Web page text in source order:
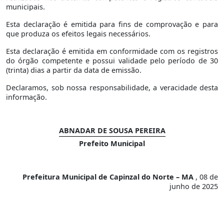
municipais.
Esta declaração é emitida para fins de comprovação e para
que produza os efeitos legais necessários.
Esta declaração é emitida em conformidade com os registros
do órgão competente e possui validade pelo período de 30
(trinta) dias a partir da data de emissão.
Declaramos, sob nossa responsabilidade, a veracidade desta
informação.
ABNADAR DE SOUSA PEREIRA
Prefeito Municipal
Prefeitura Municipal de Capinzal do Norte – MA , 08 de
junho de 2025